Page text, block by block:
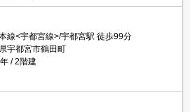
線<宇都宮線>/宇都宮駅 徒歩99分
宇都宮市鶴田町
2階建